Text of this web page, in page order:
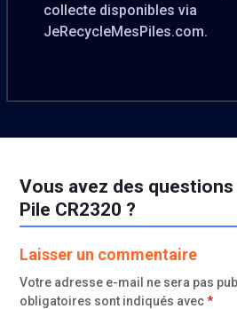
collecte disponibles via
JeRecycleMesPiles.com.
Vous avez des
Pile CR2320 ?
Laisser un commentaire
Votre adresse e-mail ne sera pas
obligatoires sont indiqués avec*